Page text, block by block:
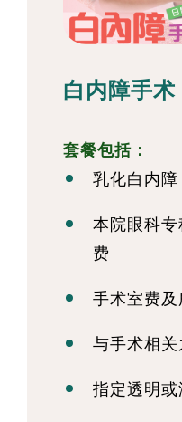
白内障手术
套餐包括：
乳化白内障
本院眼科
费
手术室费
与手术相
指定透明